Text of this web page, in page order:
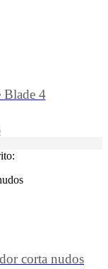
Blade 4
corta nudos